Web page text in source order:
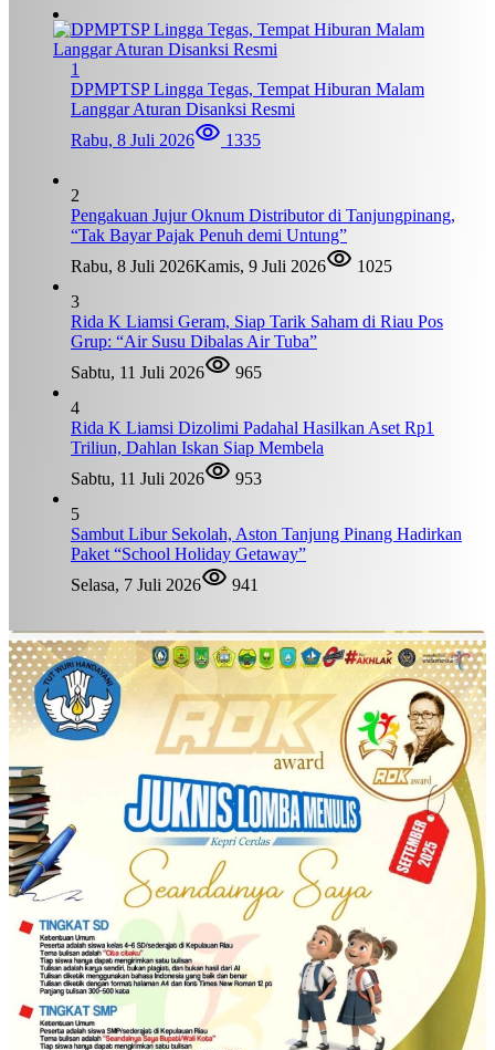
1
DPMPTSP Lingga Tegas, Tempat Hiburan Malam
Langgar Aturan Disanksi Resmi
Rabu, 8 Juli 2026
1335
2
Pengakuan Jujur Oknum Distributor di Tanjungpinang,
“Tak Bayar Pajak Penuh demi Untung”
Rabu, 8 Juli 2026Kamis, 9 Juli 2026
1025
3
Rida K Liamsi Geram, Siap Tarik Saham di Riau Pos
Grup: “Air Susu Dibalas Air Tuba”
Sabtu, 11 Juli 2026
965
4
Rida K Liamsi Dizolimi Padahal Hasilkan Aset Rp1
Triliun, Dahlan Iskan Siap Membela
Sabtu, 11 Juli 2026
953
5
Sambut Libur Sekolah, Aston Tanjung Pinang Hadirkan
Paket “School Holiday Getaway”
Selasa, 7 Juli 2026
941